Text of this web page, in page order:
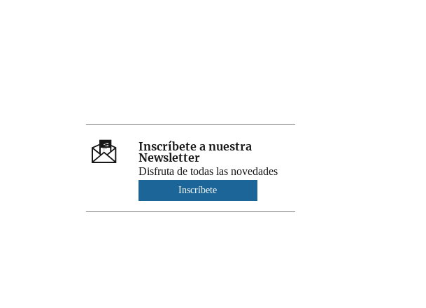
Inscríbete a nuestra
Newsletter
Disfruta de todas las novedades
Inscríbete